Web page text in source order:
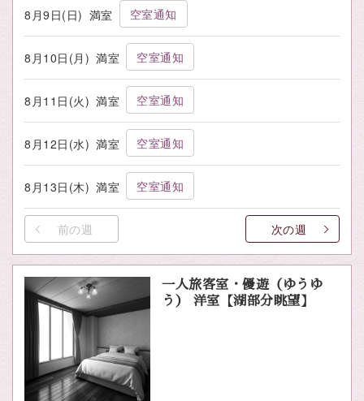
8月9日(日) 満室 空室通知
8月10日(月) 満室 空室通知
8月11日(火) 満室 空室通知
8月12日(水) 満室 空室通知
8月13日(木) 満室 空室通知
前の週 次の週
一人旅客室・優遊（ゆうゆ
う） 洋室【湖部分眺望】